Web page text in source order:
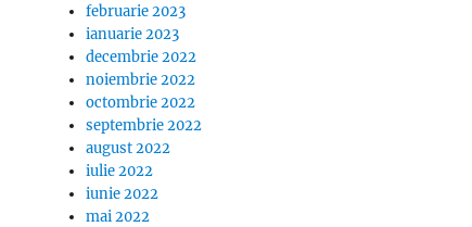
februarie 2023
ianuarie 2023
decembrie 2022
noiembrie 2022
octombrie 2022
septembrie 2022
august 2022
iulie 2022
iunie 2022
mai 2022